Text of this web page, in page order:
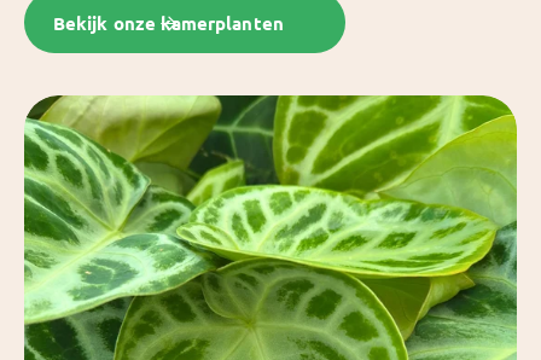
Bekijk onze kamerplanten